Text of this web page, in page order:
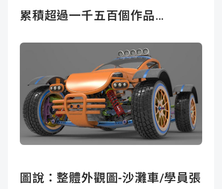
累積超過一千五百個作品…
圖說：整體外觀圖-沙灘車/學員張